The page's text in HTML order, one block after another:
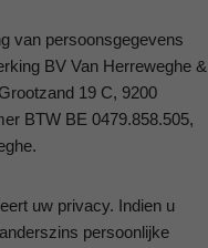
van persoonsgegevens
BV Van Herreweghe &
19 C, 9200
BTW BE 0479.858.505,
uw privacy. Indien u
persoonlijke